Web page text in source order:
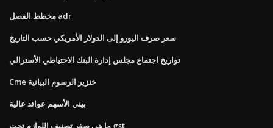
مخطط الفصل adr
سعر صرف اليورو إلى الدولار الأمريكي حسب التاريخ
تواريخ اجتماع مجلس إدارة البنك الاحتياطي الأسترالي
Cme خنزير الرسوم البيانية
بيني الأسهم عوائد عالية
ما هي صفر تصنيف اللوازم تحت gst